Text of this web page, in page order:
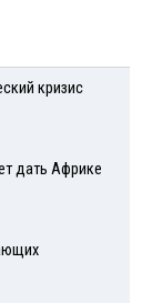
кризис
дать Африке